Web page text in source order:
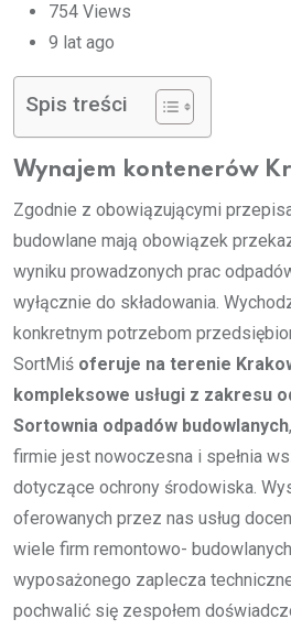
754 Views
9 lat ago
Spis treści
Wynajem kontenerów
Zgodnie z obowiązującymi
budowlane mają obowiązek
wyniku prowadzonych prac
wyłącznie do składowania.
konkretnym potrzebom
SortMiś oferuje na terenie
kompleksowe usługi z zakresu
Sortownia odpadów budowlanych
firmie jest nowoczesna i spełnia
dotyczące ochrony środowiska.
oferowanych przez nas usług
wiele firm remontowo-
wyposażonego zaplecza
pochwalić się zespołem